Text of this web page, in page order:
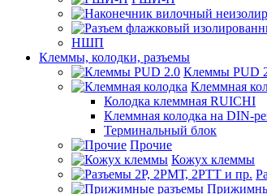
НШП
Клеммы, колодки, разъемы
Клеммы PUD
Клеммная
Колодка клеммная RUICHI
Клеммная колодка на DIN-
Терминальный блок
Прочие
Кожух клеммы